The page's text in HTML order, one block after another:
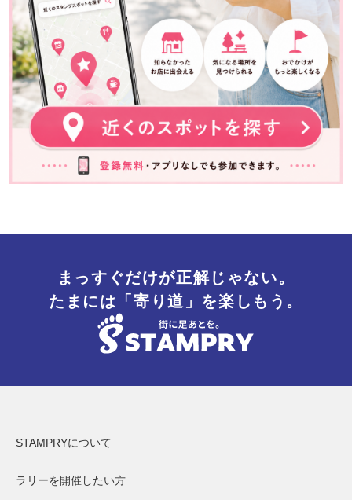
まっすぐだけが正解じゃない。
たまには「寄り道」を楽しもう。
STAMPRYについて
ラリーを開催したい方